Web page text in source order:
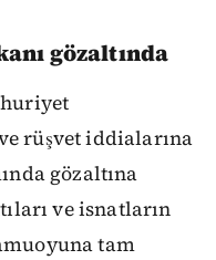
gözaltında
ve rüşvet iddialarına
gözaltına
ve isnatların
tam